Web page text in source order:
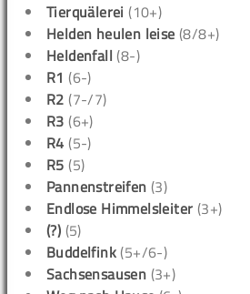
Tierquälerei (10+)
Helden heulen leise (8/8+)
Heldenfall (8-)
R1 (6-)
R2 (7-/7)
R3 (6+)
R4 (5-)
R5 (5)
Pannenstreifen (3)
Endlose Himmelsleiter (3+)
(?) (5)
Buddelfink (5+/6-)
Sachsensausen (3+)